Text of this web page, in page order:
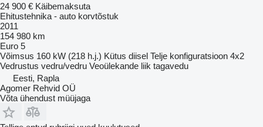
24 900 € Käibemaksuta
Ehitustehnika - auto korvtõstuk
2011
154 980 km
Euro 5
Võimsus 160 kW (218 h.j.) Kütus diisel Telje konfiguratsioon 4x2
Vedrustus vedru/vedru Veoülekande liik tagavedu
Eesti, Rapla
Agomer Rehvid OÜ
Võta ühendust müüjaga